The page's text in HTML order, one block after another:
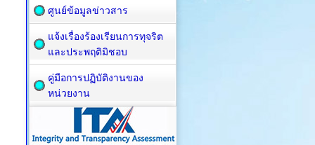
ศูนย์ข้อมูลข่าวสาร
แจ้งเรื่องร้องเรียนการทุจริต
และประพฤติมิชอบ
คู่มือการปฏิบัติงานของ
หน่วยงาน